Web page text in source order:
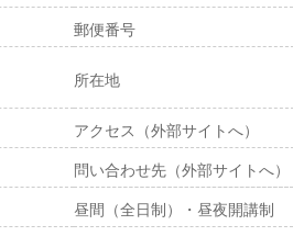
郵便番号
所在地
アクセス（外部サイトへ）
問い合わせ先（外部サイトへ）
昼間（全日制）・昼夜開講制